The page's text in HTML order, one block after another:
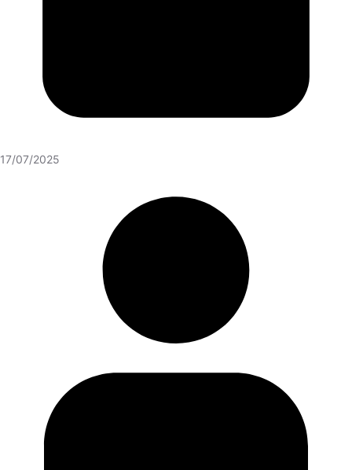
17/07/2025